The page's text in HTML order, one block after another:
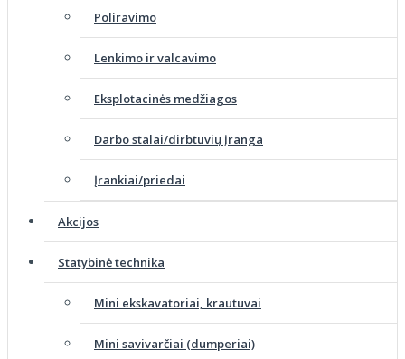
Poliravimo
Lenkimo ir valcavimo
Eksplotacinės medžiagos
Darbo stalai/dirbtuvių įranga
Įrankiai/priedai
Akcijos
Statybinė technika
Mini ekskavatoriai, krautuvai
Mini savivarčiai (dumperiai)